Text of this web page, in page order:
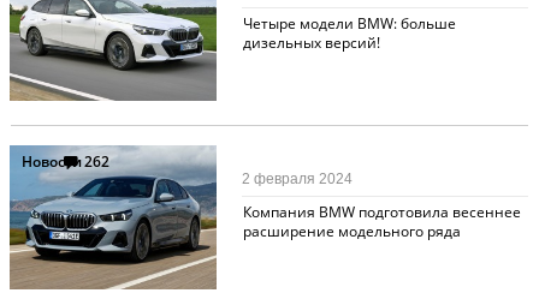
Четыре модели BMW: больше
дизельных версий!
Новости262
Компания BMW подготовила весеннее
расширение модельного ряда
2 февраля 2024